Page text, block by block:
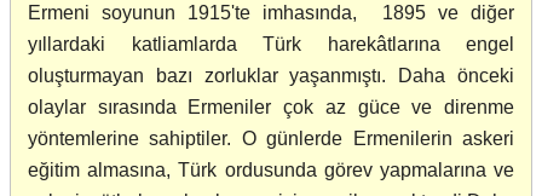
Ermeni soyunun 1915'te imhasında, 1895 ve diğer
yıllardaki katliamlarda Türk harekâtlarına engel
oluşturmayan bazı zorluklar yaşanmıştı. Daha önceki
olaylar sırasında Ermeniler çok az güce ve direnme
yöntemlerine sahiptiler. O günlerde Ermenilerin askeri
eğitim almasına, Türk ordusunda görev yapmalarına ve